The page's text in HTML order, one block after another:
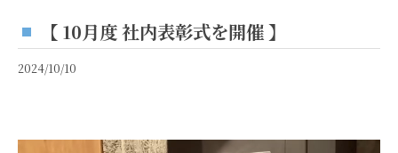
【 10月度 社内表彰式を開催 】
2024/10/10